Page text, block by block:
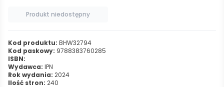
Produkt niedostępny
Kod produktu: BHW32794
Kod paskowy: 9788383760285
ISBN:
Wydawca: IPN
Rok wydania: 2024
Ilość stron: 240